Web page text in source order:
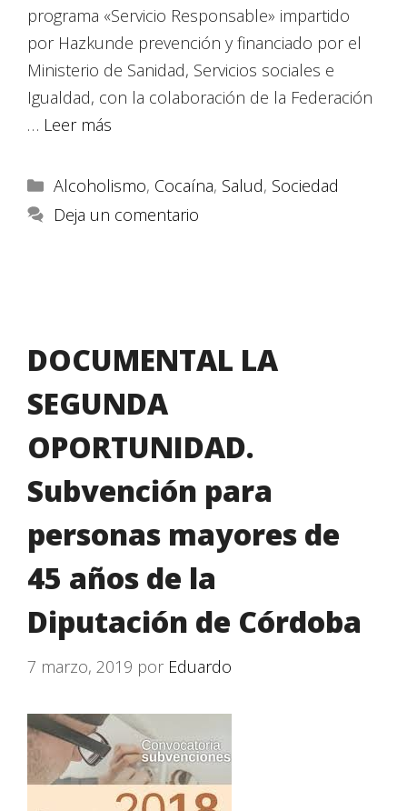
programa «Servicio Responsable» impartido
por Hazkunde prevención y financiado por el
Ministerio de Sanidad, Servicios sociales e
Igualdad, con la colaboración de la Federación
… Leer más
Alcoholismo, Cocaína, Salud, Sociedad
Deja un comentario
DOCUMENTAL LA
SEGUNDA
OPORTUNIDAD.
Subvención para
personas mayores de
45 años de la
Diputación de Córdoba
7 marzo, 2019 por Eduardo